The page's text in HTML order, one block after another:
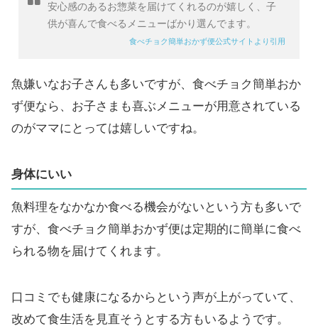
安心感のあるお惣菜を届けてくれるのが嬉しく、子
供が喜んで食べるメニューばかり選んでます。
食べチョク簡単おかず便公式サイトより引用
魚嫌いなお子さんも多いですが、食べチョク簡単おか
ず便なら、お子さまも喜ぶメニューが用意されている
のがママにとっては嬉しいですね。
身体にいい
魚料理をなかなか食べる機会がないという方も多いで
すが、食べチョク簡単おかず便は定期的に簡単に食べ
られる物を届けてくれます。
口コミでも健康になるからという声が上がっていて、
改めて食生活を見直そうとする方もいるようです。